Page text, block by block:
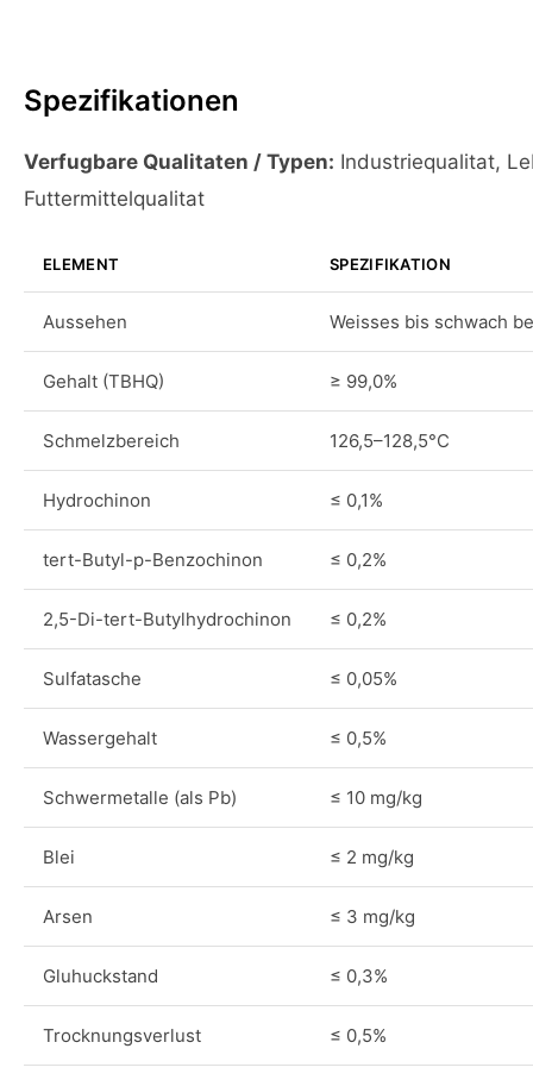
Spezifikationen
Verfugbare Qualitaten / Typen: Industriequalitat,
Futtermittelqualitat
ELEMENT SPEZIFIKATION
Aussehen Weisses bis schwach
Gehalt (TBHQ) ≥ 99,0%
Schmelzbereich 126,5–128,5°C
Hydrochinon ≤ 0,1%
tert-Butyl-p-Benzochinon ≤ 0,2%
2,5-Di-tert-Butylhydrochinon ≤ 0,2%
Sulfatasche ≤ 0,05%
Wassergehalt ≤ 0,5%
Schwermetalle (als Pb) ≤ 10 mg/kg
Blei ≤ 2 mg/kg
Arsen ≤ 3 mg/kg
Gluhuckstand ≤ 0,3%
Trocknungsverlust ≤ 0,5%